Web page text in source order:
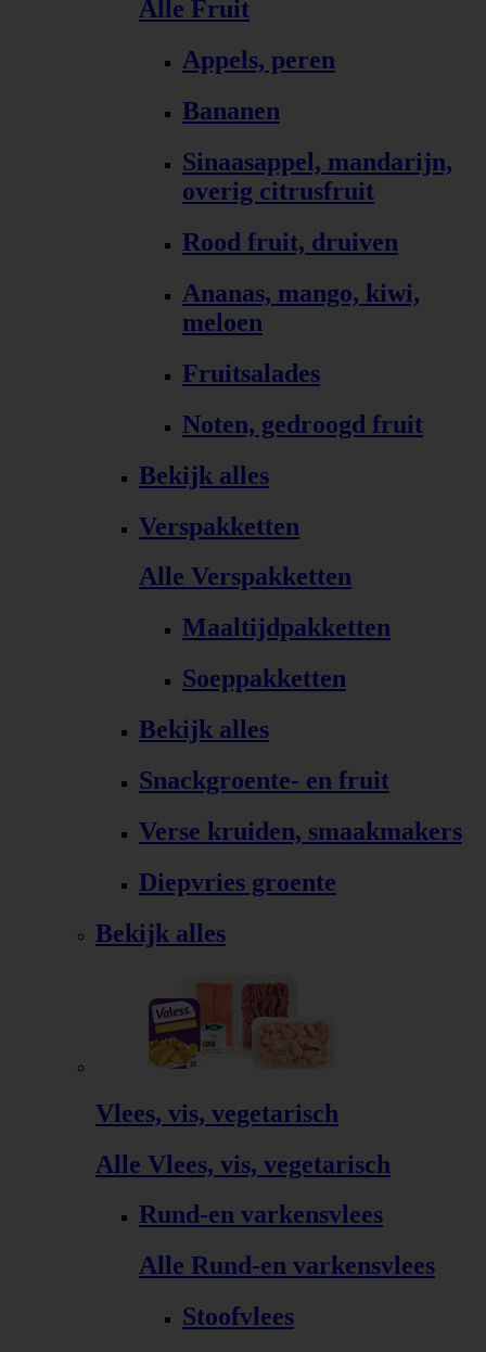
Alle Fruit
Appels, peren
Bananen
Sinaasappel, mandarijn,
overig citrusfruit
Rood fruit, druiven
Ananas, mango, kiwi,
meloen
Fruitsalades
Noten, gedroogd fruit
Bekijk alles
Verspakketten
Alle Verspakketten
Maaltijdpakketten
Soeppakketten
Bekijk alles
Snackgroente- en fruit
Verse kruiden, smaakmakers
Diepvries groente
Bekijk alles
Vlees, vis, vegetarisch
Alle Vlees, vis, vegetarisch
Rund-en varkensvlees
Alle Rund-en varkensvlees
Stoofvlees